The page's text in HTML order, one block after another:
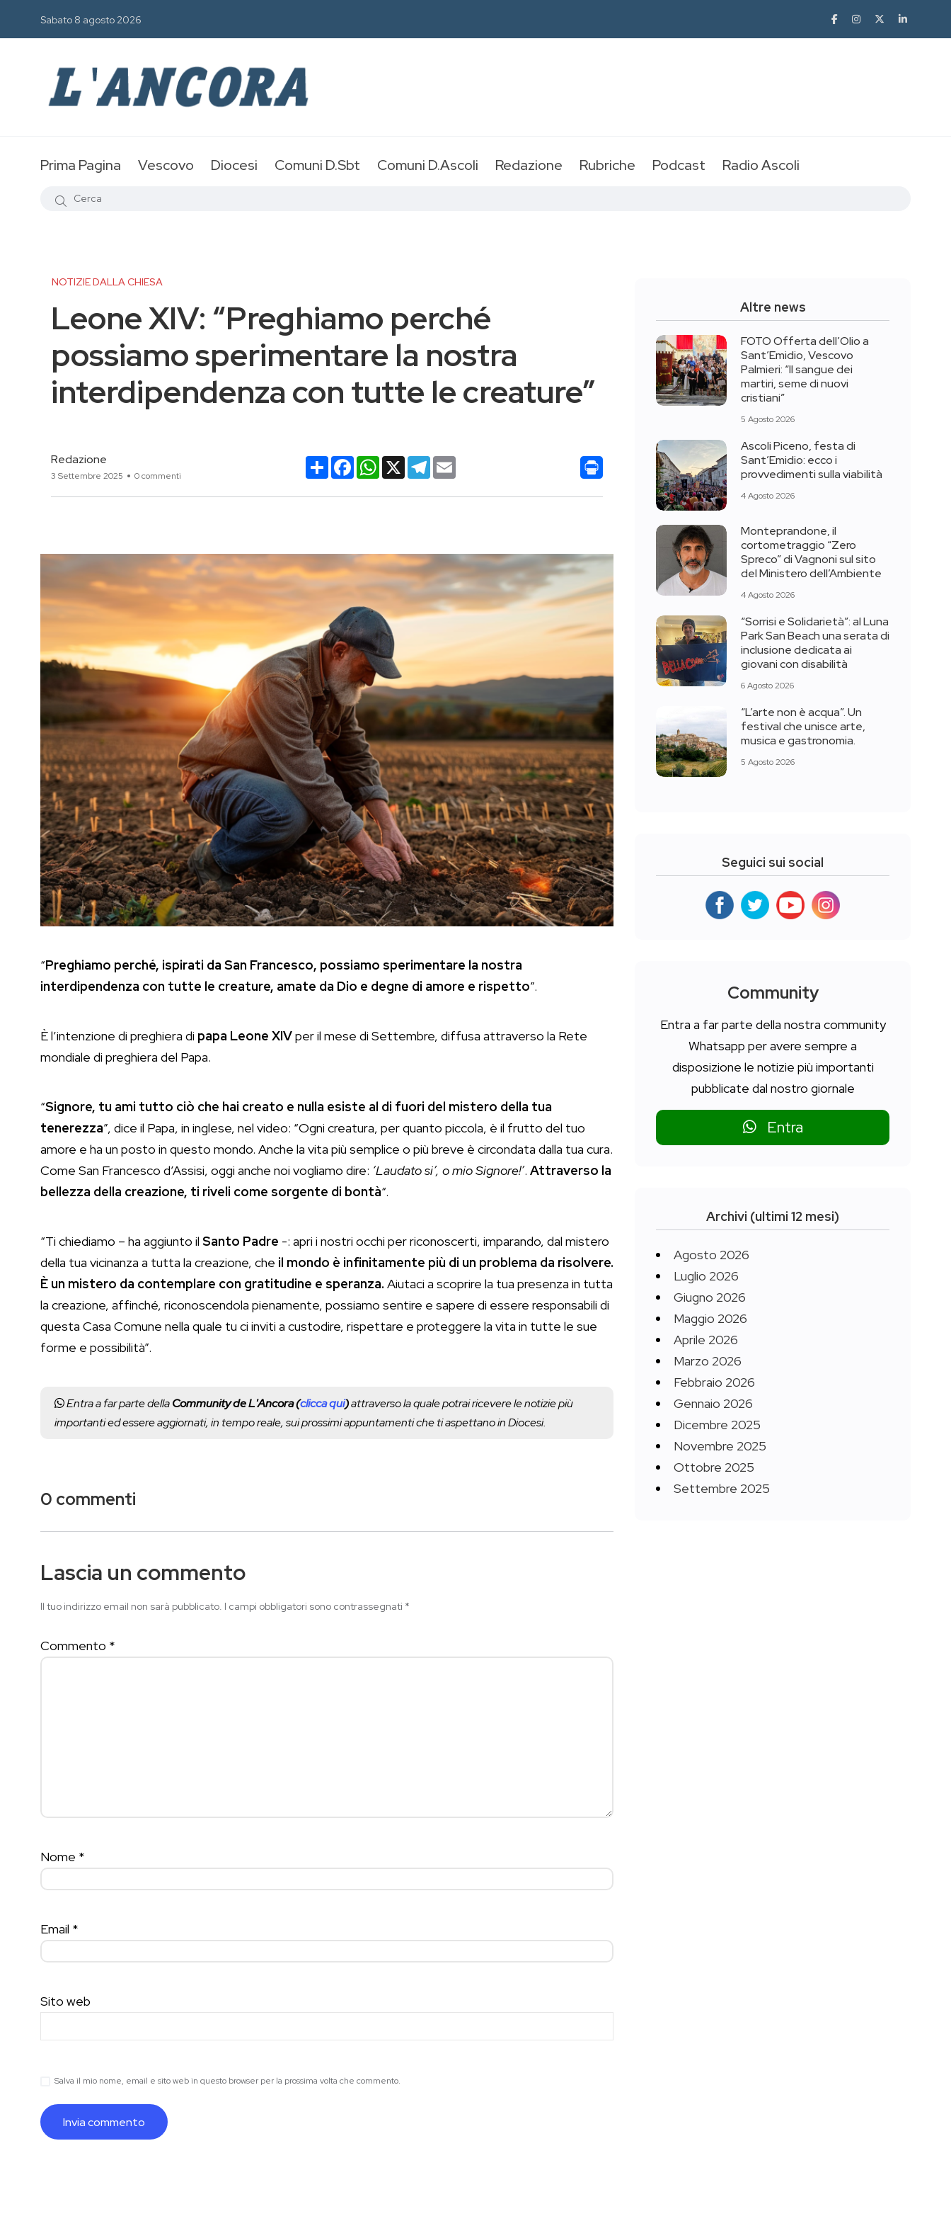
Sabato 8 agosto 2026
Prima Pagina Vescovo Diocesi Comuni D.Sbt Comuni D.Ascoli Redazione Rubriche Podcast Radio Ascoli
NOTIZIE DALLA CHIESA
Leone XIV: “Preghiamo perché
possiamo sperimentare la nostra
interdipendenza con tutte le creature”
Redazione
3 Settembre 2025 0 commenti
CondividiFacebookWhatsApp
X Telegram
“Preghiamo perché, ispirati da San Francesco, possiamo sperimentare la nostra
interdipendenza con tutte le creature, amate da Dio e degne di amore e rispetto”.
È l’intenzione di preghiera di papa Leone XIVper il mese di Settembre, diffusa attraverso la Rete
mondiale di preghiera del Papa.
“Signore, tu ami tutto ciò che hai creato e nulla esiste al di fuori del mistero della tua
tenerezza”, dice il Papa, in inglese, nel video: “Ogni creatura, per quanto piccola, è il frutto del tuo
amore e ha un posto in questo mondo. Anche la vita più semplice o più breve è circondata dalla tua cura.
Come San Francesco d’Assisi, oggi anche noi vogliamo dire: ‘Laudato si’, o mio Signore!’. Attraverso la
bellezza della creazione, ti riveli come sorgente di bontà“.
“Ti chiediamo – ha aggiunto il Santo Padre -: apri i nostri occhi per riconoscerti, imparando, dal mistero
della tua vicinanza a tutta la creazione, che il mondo è infinitamente più di un problema da risolvere.
È un mistero da contemplare con gratitudine e speranza. Aiutaci a scoprire la tua presenza in tutta
la creazione, affinché, riconoscendola pienamente, possiamo sentire e sapere di essere responsabili di
questa Casa Comune nella quale tu ci inviti a custodire, rispettare e proteggere la vita in tutte le sue
forme e possibilità”.
Entra a far parte dellaCommunity de L'Ancora (clicca qui)attraverso la quale potrai ricevere le notizie più
importanti ed essere aggiornati, in tempo reale, sui prossimi appuntamenti che ti aspettano in Diocesi.
0 commenti
Lascia un commento
Il tuo indirizzo email non sarà pubblicato. I campi obbligatori sono contrassegnati *
Commento *
Nome *
Email *
Sito web
Salva il mio nome, email e sito web in questo browser per la prossima volta che commento.
Altre news
FOTO Offerta dell’Olio a
Sant’Emidio, Vescovo
Palmieri: “Il sangue dei
martiri, seme di nuovi
cristiani”
5 Agosto 2026
Ascoli Piceno, festa di
Sant’Emidio: ecco i
provvedimenti sulla viabilità
4 Agosto 2026
Monteprandone, il
cortometraggio “Zero
Spreco” di Vagnoni sul sito
del Ministero dell’Ambiente
4 Agosto 2026
“Sorrisi e Solidarietà”: al Luna
Park San Beach una serata di
inclusione dedicata ai
giovani con disabilità
6 Agosto 2026
“L’arte non è acqua”. Un
festival che unisce arte,
musica e gastronomia.
5 Agosto 2026
Seguici sui social
Community
Entra a far parte della nostra community
Whatsapp per avere sempre a
disposizione le notizie più importanti
pubblicate dal nostro giornale
Entra
Archivi (ultimi 12 mesi)
Agosto 2026
Luglio 2026
Giugno 2026
Maggio 2026
Aprile 2026
Marzo 2026
Febbraio 2026
Gennaio 2026
Dicembre 2025
Novembre 2025
Ottobre 2025
Settembre 2025